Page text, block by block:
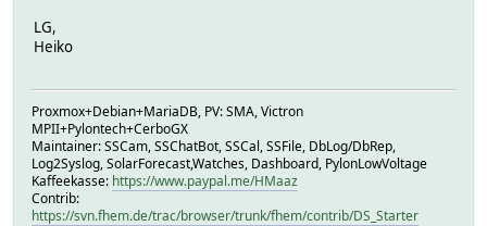
LG,
Heiko
Proxmox+Debian+MariaDB, PV: SMA, Victron
MPII+Pylontech+CerboGX
Maintainer: SSCam, SSChatBot, SSCal, SSFile, DbLog/DbRep,
Log2Syslog, SolarForecast,Watches, Dashboard, PylonLowVoltage
Kaffeekasse: https://www.paypal.me/HMaaz
Contrib:
https://svn.fhem.de/trac/browser/trunk/fhem/contrib/DS_Starter